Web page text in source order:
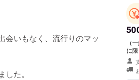
会いもなく、流行りのマッ
た。
（
に